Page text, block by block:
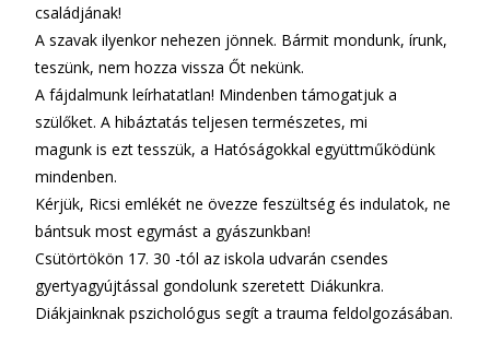
családjának!
A szavak ilyenkor nehezen jönnek. Bármit mondunk, írunk,
teszünk, nem hozza vissza Őt nekünk.
A fájdalmunk leírhatatlan! Mindenben támogatjuk a
szülőket. A hibáztatás teljesen természetes, mi
magunk is ezt tesszük, a Hatóságokkal együttműködünk
mindenben.
Kérjük, Ricsi emlékét ne övezze feszültség és indulatok, ne
bántsuk most egymást a gyászunkban!
Csütörtökön 17. 30 -tól az iskola udvarán csendes
gyertyagyújtással gondolunk szeretett Diákunkra.
Diákjainknak pszichológus segít a trauma feldolgozásában.